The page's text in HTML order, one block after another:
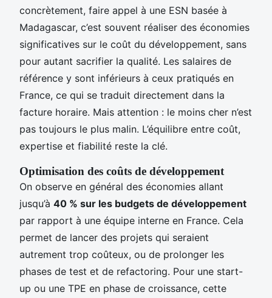
concrètement, faire appel à une ESN basée à
Madagascar, c’est souvent réaliser des économies
significatives sur le coût du développement, sans
pour autant sacrifier la qualité. Les salaires de
référence y sont inférieurs à ceux pratiqués en
France, ce qui se traduit directement dans la
facture horaire. Mais attention : le moins cher n’est
pas toujours le plus malin. L’équilibre entre coût,
expertise et fiabilité reste la clé.
Optimisation des coûts de développement
On observe en général des économies allant
jusqu’à 40 % sur les budgets de développement
par rapport à une équipe interne en France. Cela
permet de lancer des projets qui seraient
autrement trop coûteux, ou de prolonger les
phases de test et de refactoring. Pour une start-
up ou une TPE en phase de croissance, cette